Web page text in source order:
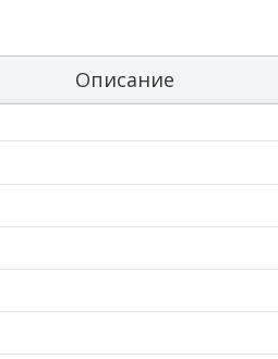
Описание